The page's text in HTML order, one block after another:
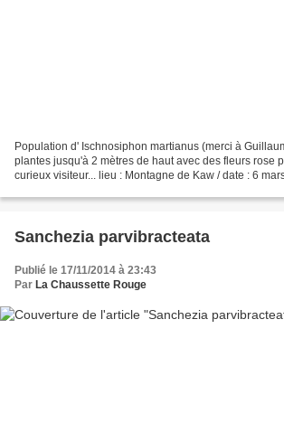
Population d' Ischnosiphon martianus (merci à
plantes jusqu'à 2 mètres de haut avec des fleurs rose
curieux visiteur... lieu : Montagne de Kaw / date : 6
Sanchezia parvibracteata
Publié le 17/11/2014 à 23:43
Par La Chaussette Rouge